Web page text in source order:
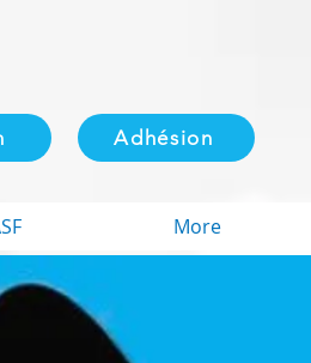
More
Adhésion